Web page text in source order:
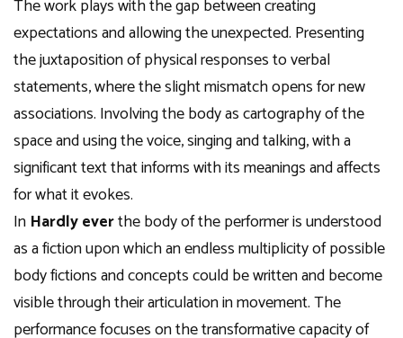
The work plays with the gap between creating
expectations and allowing the unexpected. Presenting
the juxtaposition of physical responses to verbal
statements, where the slight mismatch opens for new
associations. Involving the body as cartography of the
space and using the voice, singing and talking, with a
significant text that informs with its meanings and affects
for what it evokes.
In Hardly everthe body of the performer is understood
as a fiction upon which an endless multiplicity of possible
body fictions and concepts could be written and become
visible through their articulation in movement. The
performance focuses on the transformative capacity of